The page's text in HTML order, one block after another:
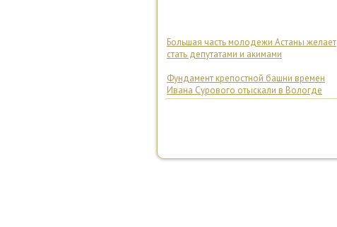
Большая часть молодежи Астаны желает
стать депутатами и акимами
Фундамент крепостной башни времен
Ивана Сурового отыскали в Вологде